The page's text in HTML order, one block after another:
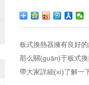
板式換熱器擁有良好的
那么關(guān)于板式換
帶大家詳細(xì)了解一